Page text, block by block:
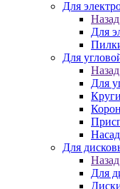
Для
Назад
Для
Для
Назад
Для
Для
Назад
Для